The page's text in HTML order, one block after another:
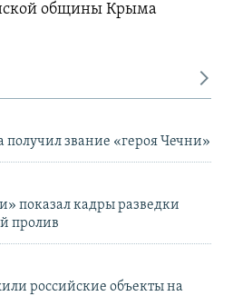
общины Крыма
звание «героя Чечни»
показал кадры разведки
пролив
российские объекты на